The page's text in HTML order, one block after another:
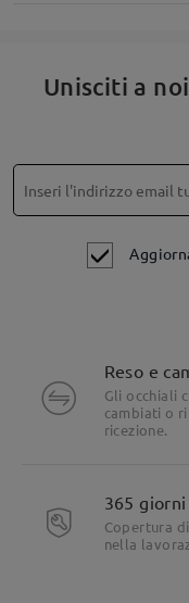
Unisciti a
Reso e
Gli occhiali
cambiati o
ricezione.
365
Copertura
nella